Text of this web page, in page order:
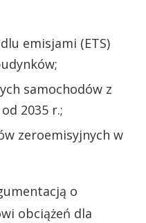
emisjami (ETS)
samochodów z
2035 r.;
zeroemisyjnych w
o
obciążeń dla